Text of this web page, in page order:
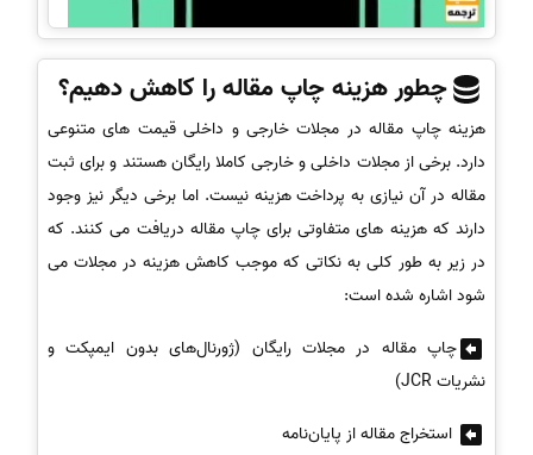
چطور هزینه چاپ مقاله را کاهش دهیم؟
هزینه چاپ مقاله در مجلات خارجی و داخلی قیمت های متنوعی
دارد. برخی از مجلات داخلی و خارجی کاملا رایگان هستند و برای ثبت
مقاله در آن نیازی به پرداخت هزینه نیست. اما برخی دیگر نیز وجود
دارند که هزینه های متفاوتی برای چاپ مقاله دریافت می کنند. که
در زیر به طور کلی به نکاتی که موجب کاهش هزینه در مجلات می
شود اشاره شده است:
چاپ مقاله در مجلات رایگان (ژورنال‌های بدون ایمپکت و
نشریات JCR)
استخراج مقاله از پایان‌نامه